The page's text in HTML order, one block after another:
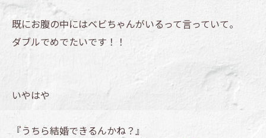
既にお腹の中にはベビちゃんがいるって言っていて。
ダブルでめでたいです！！
いやはや
『うちら結婚できるんかね？』